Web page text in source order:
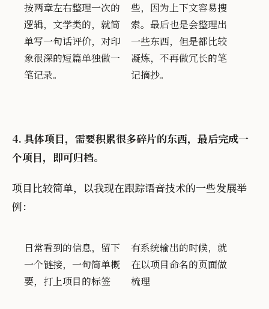
按两章左右整理一次的
逻辑，文学类的，就简
单写一句话评价，对印
象很深的短篇单独做一
笔记录。
些，因为上下文容易搜
索。最后也是会整理出
一些东西，但是都比较
凝炼，不再做冗长的笔
记摘抄。
4. 具体项目，需要积累很多碎片的东西，最后完成一
个项目，即可归档。
项目比较简单，以我现在跟踪语音技术的一些发展举
例：
日常看到的信息，留下
一个链接，一句简单概
要，打上项目的标签
有系统输出的时候，就
在以项目命名的页面做
梳理